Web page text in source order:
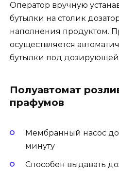
Оператор вручную
бутылки на столик
наполнения продуктом.
осуществляется
бутылки под дозирующей
Полуавтомат
прафумов
Мембранный насос
минуту
Способен выдавать